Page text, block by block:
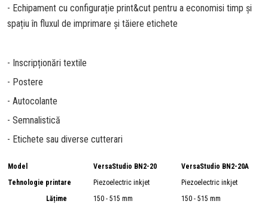
- Echipament cu configurație print&cut pentru a economisi timp și
spațiu în fluxul de imprimare și tăiere etichete
- Inscripționări textile
- Postere
- Autocolante
- Semnalistică
- Etichete sau diverse cutterari
Model VersaStudio BN2-20
VersaStudio BN2-20A
Tehnologie printare
Piezoelectric inkjet Piezoelectric inkjet
Lățime 150 - 515 mm 150 - 515 mm